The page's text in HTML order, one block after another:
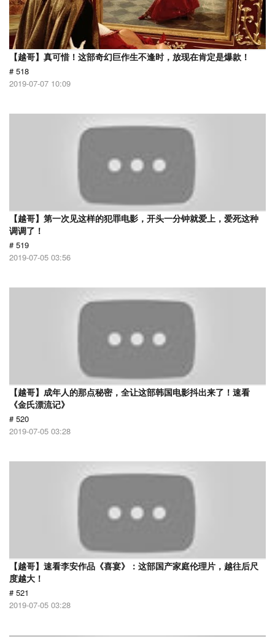
【越哥】真可惜！这部奇幻巨作生不逢时，放现在肯定是爆款！
# 518
2019-07-07 10:09
【越哥】第一次见这样的犯罪电影，开头一分钟就爱上，爱死这种
调调了！
# 519
2019-07-05 03:56
【越哥】成年人的那点秘密，全让这部韩国电影抖出来了！速看
《金氏漂流记》
# 520
2019-07-05 03:28
【越哥】速看李安作品《喜宴》：这部国产家庭伦理片，越往后尺
度越大！
# 521
2019-07-05 03:28